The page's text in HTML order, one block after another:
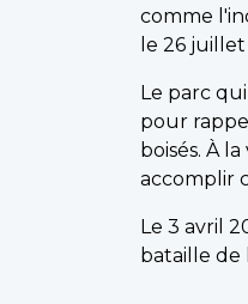
comme
le 26
Le parc
pour
boisés. À
accomplir
Le 3 avril
bataille de